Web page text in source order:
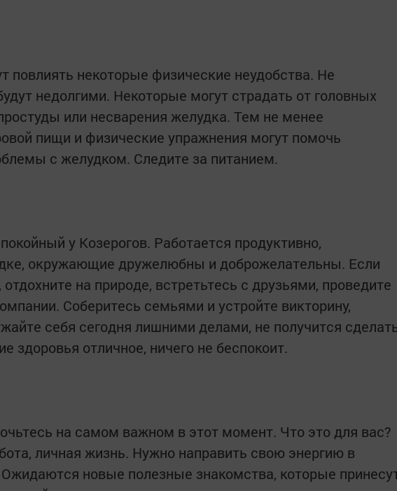
повлиять некоторые физические неудобства. Не
недолгими. Некоторые могут страдать от головных
или несварения желудка. Тем не менее
пищи и физические упражнения могут помочь
с желудком. Следите за питанием.
у Козерогов. Работается продуктивно,
окружающие дружелюбны и доброжелательны. Если
на природе, встретьтесь с друзьями, проведите
Соберитесь семьями и устройте викторину,
себя сегодня лишними делами, не получится
здоровья отличное, ничего не беспокоит.
на самом важном в этот момент. Что это для вас?
личная жизнь. Нужно направить свою энергию в
Ожидаются новые полезные знакомства, которые